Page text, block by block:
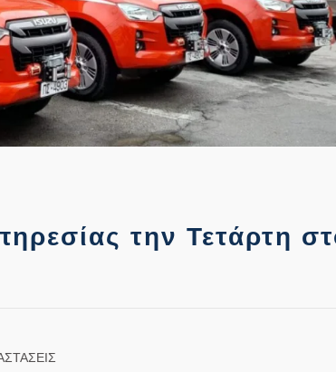
την Τετάρτη